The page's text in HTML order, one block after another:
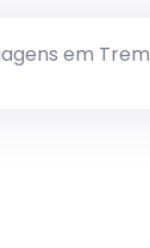
em Trem